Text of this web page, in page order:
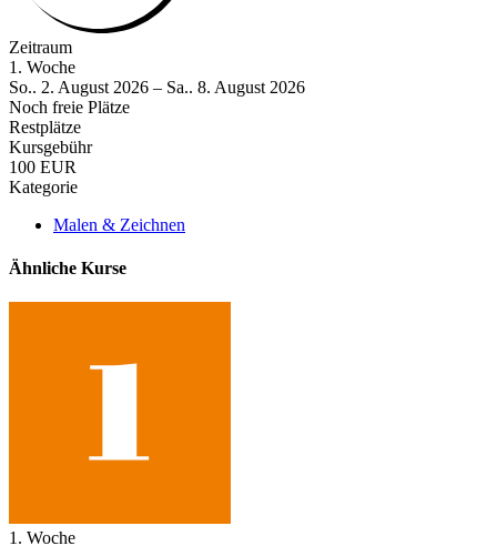
Zeitraum
1. Woche
So.. 2. August 2026 – Sa.. 8. August 2026
Noch freie Plätze
Restplätze
Kursgebühr
100 EUR
Kategorie
Malen & Zeichnen
Ähnliche Kurse
1. Woche